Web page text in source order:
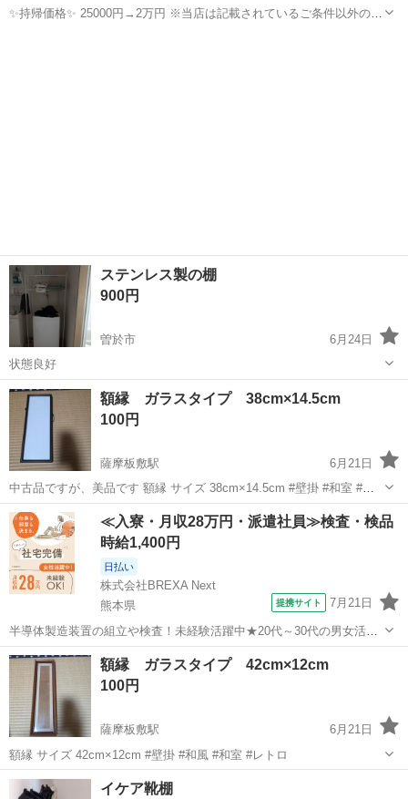
✨持帰価格✨ 25000円→2万円 ※当店は記載されているご条件以外の
ステンレス製の棚
900円
曽於市
6月24日
状態良好
鹿児島 曽於市 オフィス用家具
額縁 ガラスタイプ 38cm×14.5cm
100円
薩摩板敷駅
6月21日
中古品ですが、美品です 額縁 サイズ 38cm×14.5cm #壁掛 #和室 #和
風 #レトロ
鹿児島 南さつま市 薩摩板敷駅 オフィス用家具 額縁
≪入寮・月収28万円・派遣社員≫検査・検品
時給1,400円
日払い
株式会社BREXA Next
熊本県
提携サイト 7月21日
半導体製造装置の組立や検査！未経験活躍中★20代～30代の男女活躍
中★ワンルーム寮完備！赴任旅費会社負担！マイカー通勤OK！無料駐
車場あり！正社員登用あり！《熊本県菊池郡大津町》 人気の工場のお
仕事 ◇半導体製造装置の組立...
熊本 その他
額縁 ガラスタイプ 42cm×12cm
100円
薩摩板敷駅
6月21日
額縁 サイズ 42cm×12cm #壁掛 #和風 #和室 #レトロ
鹿児島 南さつま市 薩摩板敷駅
イケア靴棚